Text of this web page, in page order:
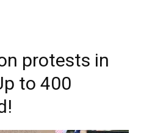
protests in
to 400